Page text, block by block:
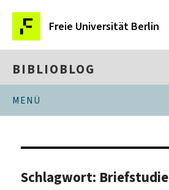
Freie Universität Berlin
BIBLIOBLOG
MENÜ
Schlagwort: Briefstudie